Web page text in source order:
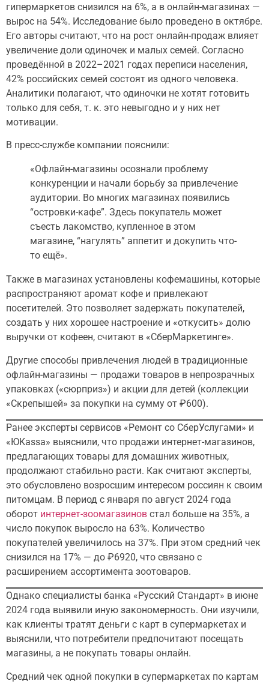
гипермаркетов снизился на 6%, а в онлайн-магазинах —
вырос на 54%. Исследование было проведено в октябре.
Его авторы считают, что на рост онлайн-продаж влияет
увеличение доли одиночек и малых семей. Согласно
проведённой в 2022–2021 годах переписи населения,
42% российских семей состоят из одного человека.
Аналитики полагают, что одиночки не хотят готовить
только для себя, т. к. это невыгодно и у них нет
мотивации.
В пресс-службе компании пояснили:
«Офлайн-магазины осознали проблему
конкуренции и начали борьбу за привлечение
аудитории. Во многих магазинах появились
“островки-кафе”. Здесь покупатель может
съесть лакомство, купленное в этом
магазине, “нагулять” аппетит и докупить что-
то ещё».
Также в магазинах установлены кофемашины, которые
распространяют аромат кофе и привлекают
посетителей. Это позволяет задержать покупателей,
создать у них хорошее настроение и «откусить» долю
выручки от кофеен, считают в «СберМаркетинге».
Другие способы привлечения людей в традиционные
офлайн-магазины — продажи товаров в непрозрачных
упаковках («сюрприз») и акции для детей (коллекции
«Скрепышей» за покупки на сумму от ₽600).
Ранее эксперты сервисов «Ремонт со СберУслугами» и
«ЮKassa» выяснили, что продажи интернет-магазинов,
предлагающих товары для домашних животных,
продолжают стабильно расти. Как считают эксперты,
это обусловлено возросшим интересом россиян к своим
питомцам. В период с января по август 2024 года
оборот интернет-зоомагазинов стал больше на 35%, а
число покупок выросло на 63%. Количество
покупателей увеличилось на 37%. При этом средний чек
снизился на 17% — до ₽6920, что связано с
расширением ассортимента зоотоваров.
Однако специалисты банка «Русский Стандарт» в июне
2024 года выявили иную закономерность. Они изучили,
как клиенты тратят деньги с карт в супермаркетах и
выяснили, что потребители предпочитают посещать
магазины, а не покупать товары онлайн.
Средний чек одной покупки в супермаркетах по картам